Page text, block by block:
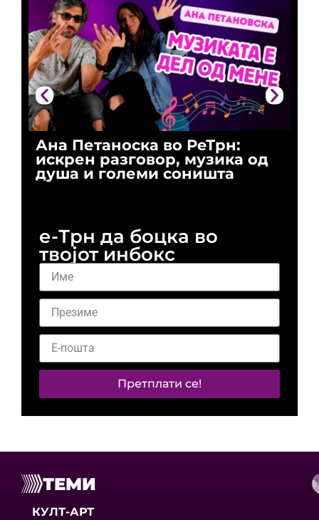
Ана Петаноска во РеТрн:
искрен разговор, музика од
душа и големи соништа
е-Трн да боцка во
твојот инбокс
Претплати се!
ТЕМИ
КУЛТ-АРТ